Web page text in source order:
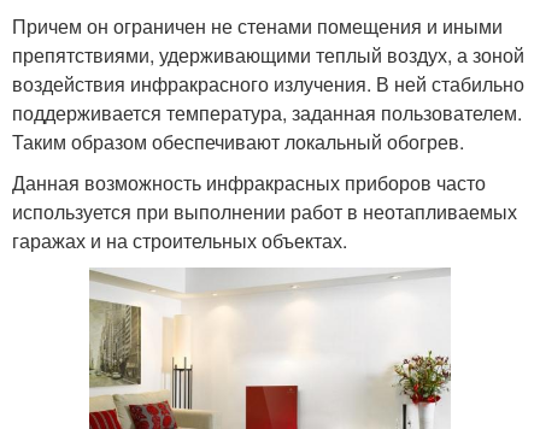
Причем он ограничен не стенами помещения и иными
препятствиями, удерживающими теплый воздух, а зоной
воздействия инфракрасного излучения. В ней стабильно
поддерживается температура, заданная пользователем.
Таким образом обеспечивают локальный обогрев.
Данная возможность инфракрасных приборов часто
используется при выполнении работ в неотапливаемых
гаражах и на строительных объектах.